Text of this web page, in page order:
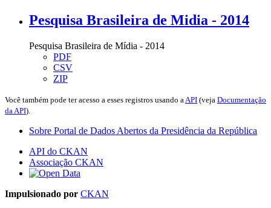
Pesquisa Brasileira de Midia - 2014
Pesquisa Brasileira de Mídia - 2014
PDF
CSV
ZIP
Você também pode ter acesso a esses registros usando a API (veja Documentação
da API).
Sobre Portal de Dados Abertos da Presidência da República
API do CKAN
Associação CKAN
Impulsionado por CKAN